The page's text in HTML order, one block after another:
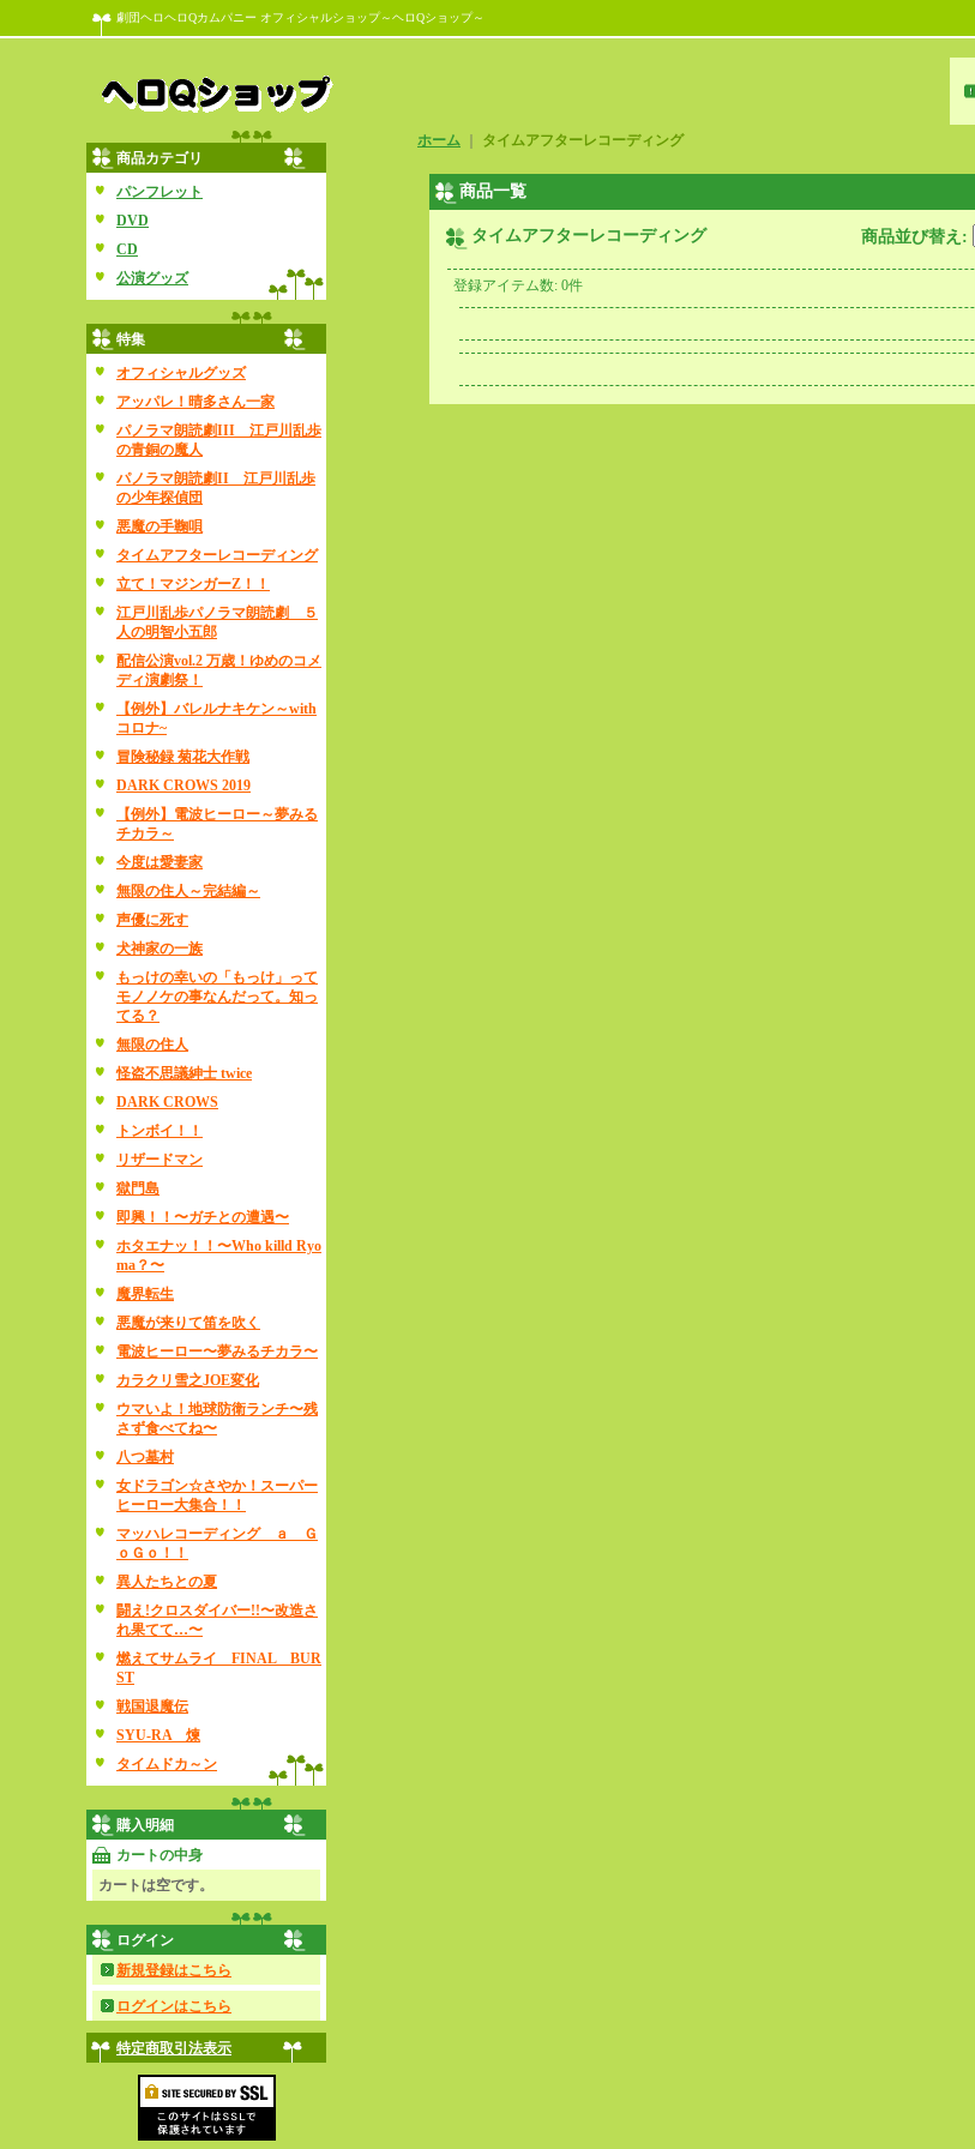
劇団ヘロヘロQカムパニー オフィシャルショップ～ヘロQショップ～
商品カテゴリ
パンフレット
DVD
CD
公演グッズ
特集
オフィシャルグッズ
アッパレ！晴多さん一家
パノラマ朗読劇III 江戸川乱歩
の青銅の魔人
パノラマ朗読劇II 江戸川乱歩
の少年探偵団
悪魔の手鞠唄
タイムアフターレコーディング
立て！マジンガーZ！！
江戸川乱歩パノラマ朗読劇 ５
人の明智小五郎
配信公演vol.2 万歳！ゆめのコメ
ディ演劇祭！
【例外】バレルナキケン～with
コロナ~
冒険秘録 菊花大作戦
DARK CROWS 2019
【例外】電波ヒーロー～夢みる
チカラ～
今度は愛妻家
無限の住人～完結編～
声優に死す
犬神家の一族
もっけの幸いの「もっけ」って
モノノケの事なんだって。知っ
てる？
無限の住人
怪盗不思議紳士 twice
DARK CROWS
トンボイ！！
リザードマン
獄門島
即興！！〜ガチとの遭遇〜
ホタエナッ！！〜Who killd Ryo
ma？〜
魔界転生
悪魔が来りて笛を吹く
電波ヒーロー〜夢みるチカラ〜
カラクリ雪之JOE変化
ウマいよ！地球防衛ランチ〜残
さず食べてね〜
八つ墓村
女ドラゴン☆さやか！スーパー
ヒーロー大集合！！
マッハレコーディング ａ Ｇ
ｏＧｏ！！
異人たちとの夏
闘え!クロスダイバー!!〜改造さ
れ果てて…〜
燃えてサムライ FINAL BUR
ST
戦国退魔伝
SYU-RA 煉
タイムドカ～ン
購入明細
カートの中身
カートは空です。
ログイン
新規登録はこちら
ログインはこちら
特定商取引法表示
ホーム タイムアフターレコーディング
商品一覧
タイムアフターレコーディング 商品並び替え :
登録アイテム数: 0件